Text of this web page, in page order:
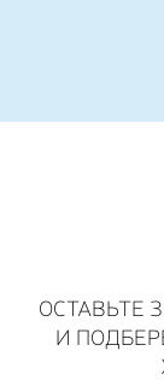
ОСТАВЬТЕ
И